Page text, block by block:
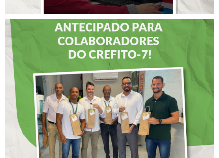
DIA DOS PAIS É
ANTECIPADO PARA
COLABORADORES DO
CREFITO-7